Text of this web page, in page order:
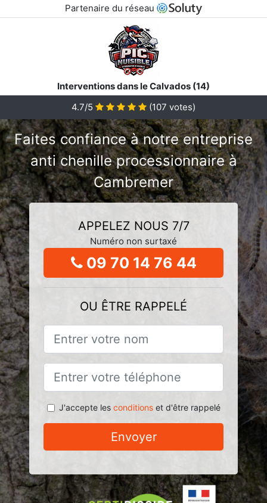
Partenaire du réseau
Interventions dans le Calvados (14)
4.7/5
(107 votes)
Faites confiance à notre entreprise
anti chenille processionnaire à
Cambremer
APPELEZ NOUS 7/7
Numéro non surtaxé
09 70 14 76 44
OU ÊTRE RAPPELÉ
J'accepte les conditionset d'être rappelé
Envoyer